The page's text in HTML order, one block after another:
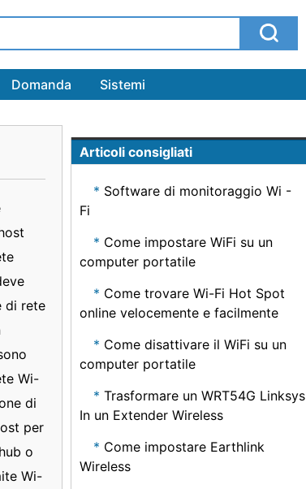
Domanda
Sistemi
di rete
Wi-
di
per
o
Wi-
Articoli consigliati
Software di monitoraggio Wi -
Fi
Come impostare WiFi su un
computer portatile
Come trovare Wi-Fi Hot Spot
online velocemente e facilmente
Come disattivare il WiFi su un
computer portatile
Trasformare un WRT54G Linksys
In un Extender Wireless
Come impostare Earthlink
Wireless